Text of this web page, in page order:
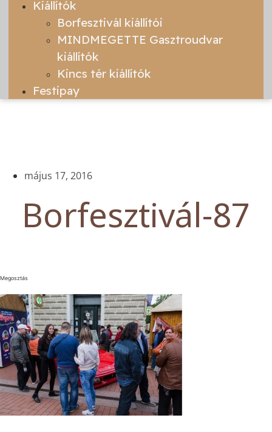
Kiállítók
Borfesztivál kiállítói
MINDMEGETTE Gasztroudvar
kiállítók
Kincs tér kiállítók
Festipay
május 17, 2016
Borfesztivál-87
Megosztás